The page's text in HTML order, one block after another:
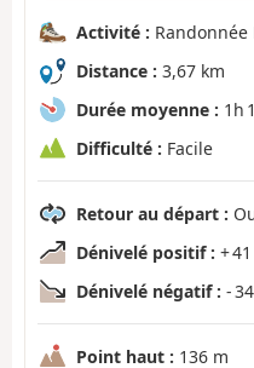
Activité : Randonnée
Distance : 3,67 km
Durée moyenne : 1h
Difficulté : Facile
Retour au départ :
Dénivelé positif : +
Dénivelé négatif : -
Point haut : 136 m